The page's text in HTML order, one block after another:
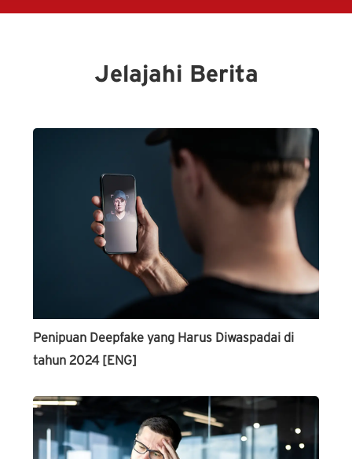
Jelajahi Berita
Penipuan Deepfake yang Harus Diwaspadai di
tahun 2024 [ENG]